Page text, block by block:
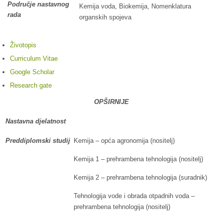
Područje nastavnog
rada
Kemija voda, Biokemija, Nomenklatura
organskih spojeva
Životopis
Curriculum Vitae
Google Scholar
Research gate
OPŠIRNIJE
Nastavna djelatnost
Preddiplomski studij Kemija – opća agronomija (nositelj)
Kemija 1 – prehrambena tehnologija (nositelj)
Kemija 2 – prehrambena tehnologija (suradnik)
Tehnologija vode i obrada otpadnih voda –
prehrambena tehnologija (nositelj)